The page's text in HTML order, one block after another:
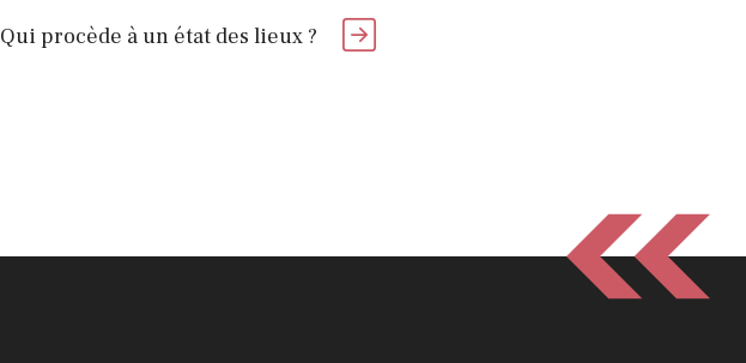
Qui procède à un état des lieux ?